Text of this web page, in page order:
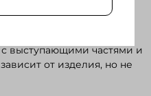
блинтом; 0,6 мм - при
в
выступающими частями и
от изделия, но не